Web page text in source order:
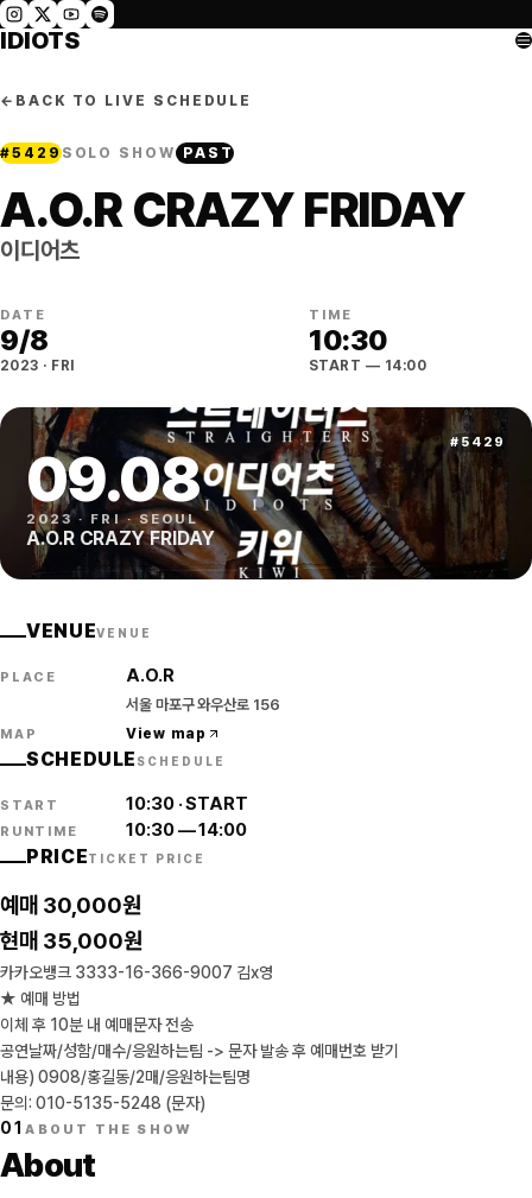
IDIOTS
← BACK TO LIVE SCHEDULE
#5429SOLO SHOW PAST
A.O.R CRAZY FRIDAY
이디어츠
DATE
9/8
2023 · FRI
TIME
10:30
START — 14:00
# 5429
09.08
2023· FRI·SEOUL
A.O.R CRAZY FRIDAY
VENUEVENUE
PLACE A.O.R
서울 마포구 와우산로 156
MAP View map
SCHEDULE SCHEDULE
START 10:30·START
RUNTIME 10:30—14:00
PRICETICKET PRICE
예매 30,000원
현매 35,000원
카카오뱅크 3333-16-366-9007 김x영
★ 예매 방법
이체 후 10분 내 예매문자 전송
공연날짜/성함/매수/응원하는팀 -> 문자 발송 후 예매번호 받기
내용) 0908/홍길동/2매/응원하는팀명
문의: 010-5135-5248 (문자)
01ABOUT THE SHOW
About